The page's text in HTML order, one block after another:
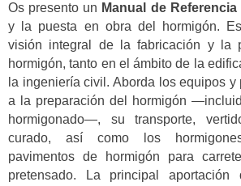
Os presento un Manual de Referencia
y la puesta en obra del hormigón.
visión integral de la fabricación y la
hormigón, tanto en el ámbito de la
la ingeniería civil. Aborda los equipos
a la preparación del hormigón
hormigonado—, su transporte,
curado, así como los
pavimentos de hormigón para
pretensado. La principal